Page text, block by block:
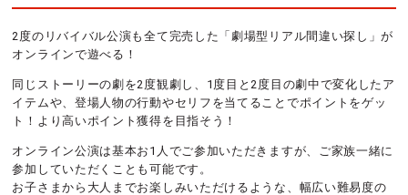
2度のリバイバル公演も全て完売した「劇場型リアル間違い探し」が
オンラインで遊べる！
同じストーリーの劇を2度観劇し、1度目と2度目の劇中で変化したア
イテムや、登場人物の行動やセリフを当てることでポイントをゲッ
ト！より高いポイント獲得を目指そう！
オンライン公演は基本お1人でご参加いただきますが、ご家族一緒に
参加していただくことも可能です。
お子さまから大人までお楽しみいただけるような、幅広い難易度の